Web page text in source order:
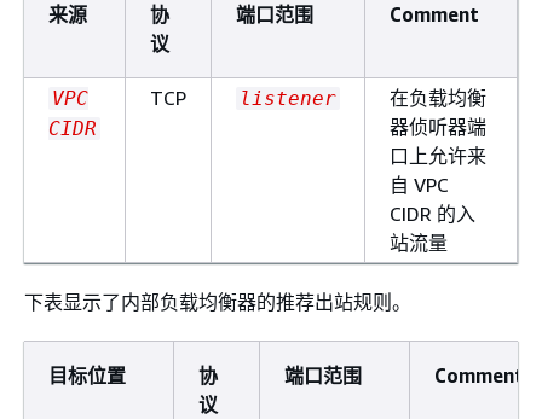
来源
协
议
端口范围 Comment
VPC
CIDR
TCP listener
在负载均衡
器侦听器端
口上允许来
自 VPC
CIDR 的入
站流量
下表显示了内部负载均衡器的推荐出站规则。
目标位置
协
议
端口范围 Comment